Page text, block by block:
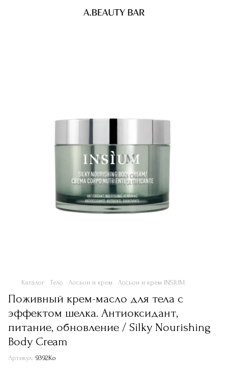
Каталог Тело Лосьон и крем Лосьон и крем INSIUM
Поживный крем-масло для тела с
эффектом шелка. Антиоксидант,
питание, обновление / Silky Nourishing
Body Cream
Артикул: 9392Ko